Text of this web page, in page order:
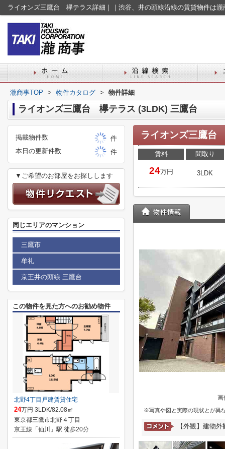
ライオンズ三鷹台 欅テラス詳細｜｜渋谷、井の頭線沿線の賃貸物件は瀧
瀧商事TOP > 物件カタログ > 物件詳細
ライオンズ三鷹台 欅テラス (3LDK) 三鷹台
ライオンズ三鷹台
賃料
24万円
間取り
3LDK
画
※写真や図と実際の現状とが異
【外観】建物
掲載物件数
件
本日の更新件数
件
▼ご希望のお部屋をお探しします
同じエリアのマンション
三鷹市
牟礼
京王井の頭線 三鷹台
この物件を見た方へのお勧め物件
北野4丁目戸建賃貸住宅
24万円 3LDK/82.08㎡
東京都三鷹市北野４丁目
京王線「仙川」駅 徒歩20分